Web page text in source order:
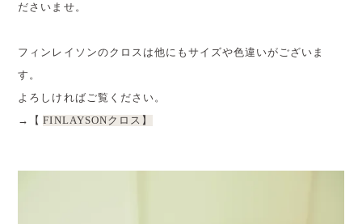
ださいませ。
フィンレイソンのクロスは他にもサイズや色違いがございま
す。
よろしければご覧ください。
→【 FINLAYSONクロス】